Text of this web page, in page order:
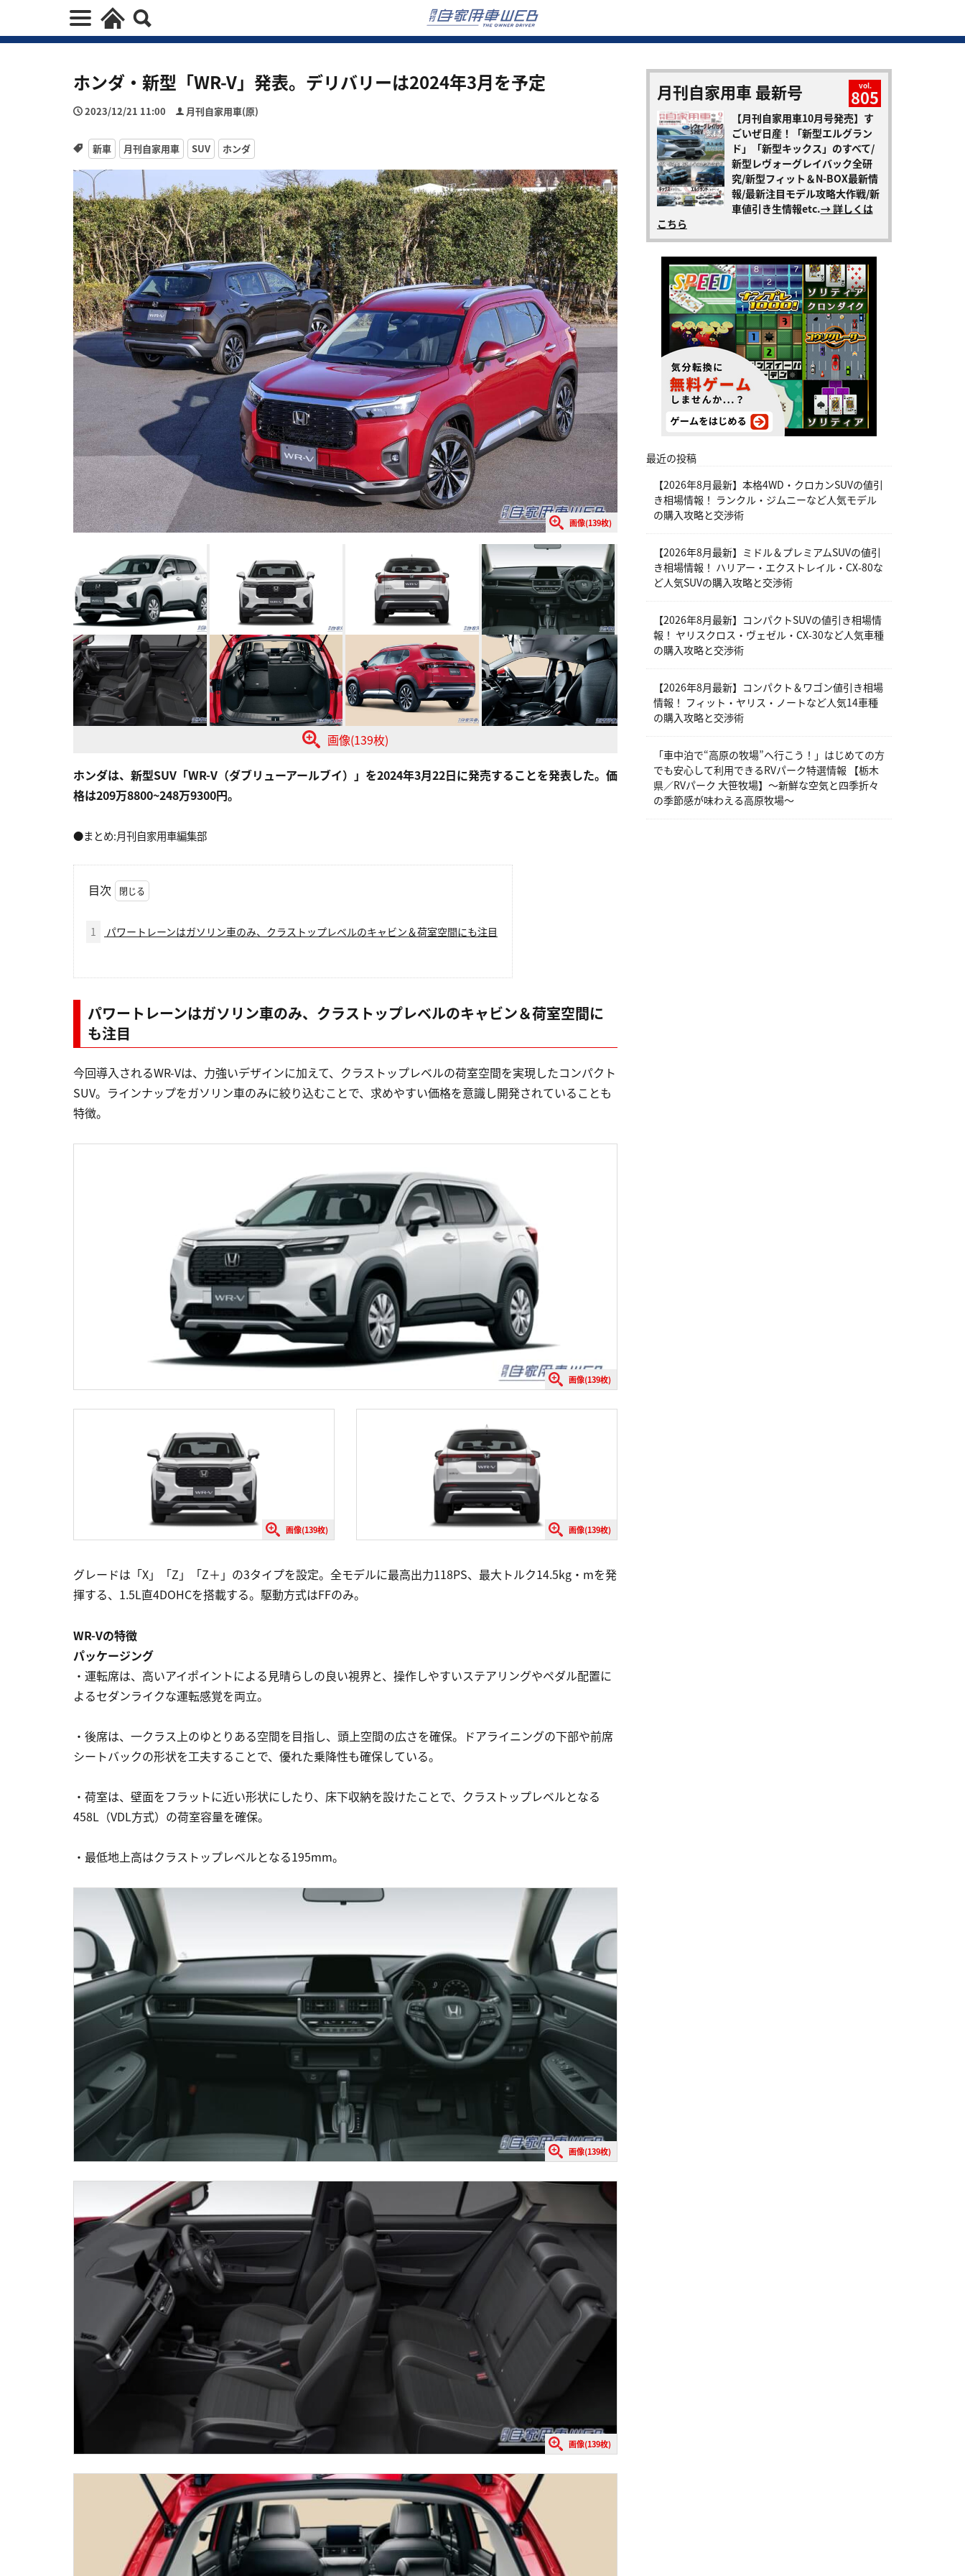
ホンダ・新型「WR-V」発表。デリバリーは2024年3月を予定
2023/12/21 11:00 月刊自家用車(原)
新車 月刊自家用車 SUV ホンダ
画像(139枚)
画像(139枚)
ホンダは、新型SUV「WR-V（ダブリューアールブイ）」を2024年3月22日に発売することを発表した。価
格は209万8800~248万9300円。
●まとめ:月刊自家用車編集部
目次
1 パワートレーンはガソリン車のみ、クラストップレベルのキャビン＆荷室空間にも注目
パワートレーンはガソリン車のみ、クラストップレベルのキャビン＆荷室空間に
も注目
今回導入されるWR-Vは、力強いデザインに加えて、クラストップレベルの荷室空間を実現したコンパクト
SUV。ラインナップをガソリン車のみに絞り込むことで、求めやすい価格を意識し開発されていることも
特徴。
画像(139枚)
画像(139枚) 画像(139枚)
グレードは「X」「Z」「Z＋」の3タイプを設定。全モデルに最高出力118PS、最大トルク14.5kg・mを発
揮する、1.5L直4DOHCを搭載する。駆動方式はFFのみ。
WR-Vの特徴
パッケージング
・運転席は、高いアイポイントによる見晴らしの良い視界と、操作しやすいステアリングやペダル配置に
よるセダンライクな運転感覚を両立。
・後席は、一クラス上のゆとりある空間を目指し、頭上空間の広さを確保。ドアライニングの下部や前席
シートバックの形状を工夫することで、優れた乗降性も確保している。
・荷室は、壁面をフラットに近い形状にしたり、床下収納を設けたことで、クラストップレベルとなる
458L（VDL方式）の荷室容量を確保。
・最低地上高はクラストップレベルとなる195mm。
画像(139枚)
画像(139枚)
月刊自家用車 最新号 vol.
805
【月刊自家用車10月号発売】す
ごいぜ日産！「新型エルグラン
ド」「新型キックス」のすべて/
新型レヴォーグレイバック全研
究/新型フィット＆N-BOX最新情
報/最新注目モデル攻略大作戦/新
車値引き生情報etc.→ 詳しくは
こちら
最近の投稿
【2026年8月最新】本格4WD・クロカンSUVの値引
き相場情報！ ランクル・ジムニーなど人気モデル
の購入攻略と交渉術
【2026年8月最新】ミドル＆プレミアムSUVの値引
き相場情報！ ハリアー・エクストレイル・CX-80な
ど人気SUVの購入攻略と交渉術
【2026年8月最新】コンパクトSUVの値引き相場情
報！ ヤリスクロス・ヴェゼル・CX-30など人気車種
の購入攻略と交渉術
【2026年8月最新】コンパクト＆ワゴン値引き相場
情報！ フィット・ヤリス・ノートなど人気14車種
の購入攻略と交渉術
「車中泊で“高原の牧場”へ行こう！」はじめての方
でも安心して利用できるRVパーク特選情報 【栃木
県／RVパーク 大笹牧場】～新鮮な空気と四季折々
の季節感が味わえる高原牧場～